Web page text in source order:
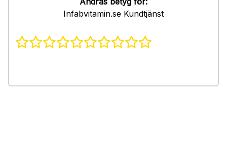
Infabvitamin.se Kundtjänst